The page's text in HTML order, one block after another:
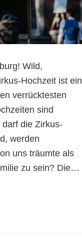
Wild,
Hochzeit ist ein
verrücktesten
sind
die Zirkus-
werden
uns träumte als
zu sein? Die…